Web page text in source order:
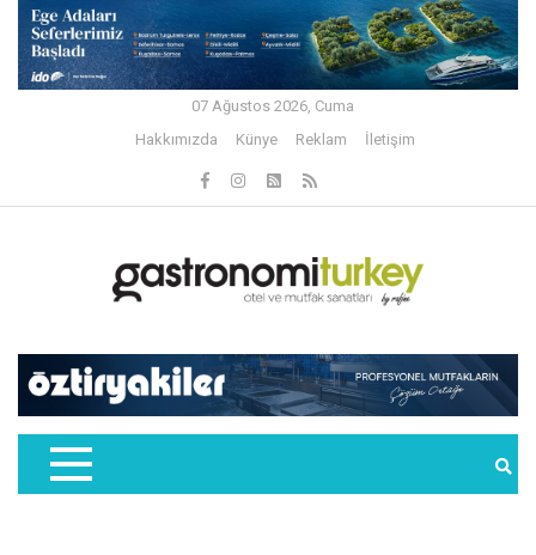
07 Ağustos 2026, Cuma
Hakkımızda
Künye Reklam İletişim